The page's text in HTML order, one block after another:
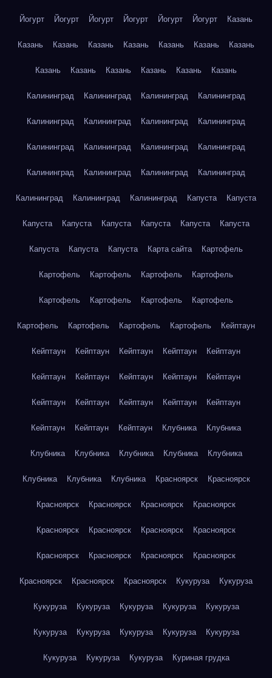
Йогурт Йогурт Йогурт Йогурт Йогурт Йогурт Казань
Казань Казань Казань Казань Казань Казань Казань
Казань Казань Казань Казань Казань Казань
Калининград Калининград Калининград Калининград
Калининград Калининград Калининград Калининград
Калининград Калининград Калининград Калининград
Калининград Калининград Калининград Калининград
Калининград Калининград Калининград Капуста Капуста
Капуста Капуста Капуста Капуста Капуста Капуста
Капуста Капуста Капуста Карта сайта Картофель
Картофель Картофель Картофель Картофель
Картофель Картофель Картофель Картофель
Картофель Картофель Картофель Картофель Кейптаун
Кейптаун Кейптаун Кейптаун Кейптаун Кейптаун
Кейптаун Кейптаун Кейптаун Кейптаун Кейптаун
Кейптаун Кейптаун Кейптаун Кейптаун Кейптаун
Кейптаун Кейптаун Кейптаун Клубника Клубника
Клубника Клубника Клубника Клубника Клубника
Клубника Клубника Клубника Красноярск Красноярск
Красноярск Красноярск Красноярск Красноярск
Красноярск Красноярск Красноярск Красноярск
Красноярск Красноярск Красноярск Красноярск
Красноярск Красноярск Красноярск Кукуруза Кукуруза
Кукуруза Кукуруза Кукуруза Кукуруза Кукуруза
Кукуруза Кукуруза Кукуруза Кукуруза Кукуруза
Кукуруза Кукуруза Кукуруза Куриная грудка